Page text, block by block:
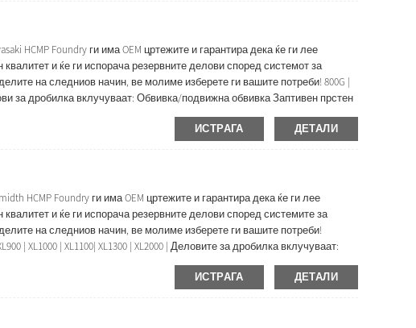
HCMP Foundry ги има OEM цртежите и гарантира дека ќе ги лее
и ќе ги испорача резервните делови според системот за
на следниов начин, ве молиме изберете ги вашите потреби! 800G |
за дробилка вклучуваат: Обвивка/подвижна обвивка Заптивен прстен
ИСТРАГА
ДЕТАЛИ
HCMP Foundry ги има OEM цртежите и гарантира дека ќе ги лее
и ќе ги испорача резервните делови според системите за
на следниов начин, ве молиме изберете ги вашите потреби!
| XL1000 | XL1100| XL1300 | XL2000 | Деловите за дробилка вклучуваат:
садова обвивка, вдлабнатина...
ИСТРАГА
ДЕТАЛИ